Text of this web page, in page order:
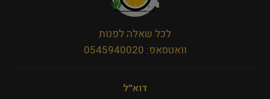
לכל שאלה לפנות
וואטסאפ: 0545940020
דוא״ל